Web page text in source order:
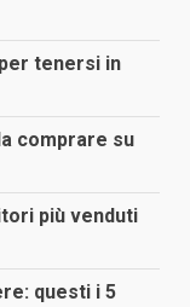
tenersi in
comprare su
più venduti
questi i 5